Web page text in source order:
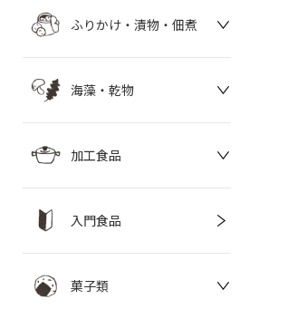
ふりかけ・漬物・佃煮
海藻・乾物
加工食品
入門食品
菓子類